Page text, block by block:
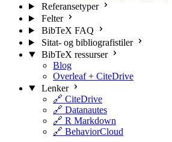
Referansetyper
Felter
BibTeX FAQ
Sitat- og bibliografistiler
BibTeX ressurser
Blog
Overleaf + CiteDrive
Lenker
🔗 CiteDrive
🔗 Datanautes
🔗 R Markdown
🔗 BehaviorCloud